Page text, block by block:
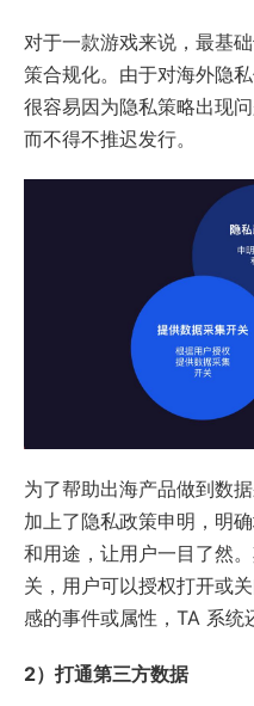
对于一款游戏来说，最基
策合规化。由于对海外隐
很容易因为隐私策略出现
而不得不推迟发行。
为了帮助出海产品做到数
加上了隐私政策申明，明
和用途，让用户一目了然
关，用户可以授权打开或
感的事件或属性，TA 系统
2）打通第三方数据